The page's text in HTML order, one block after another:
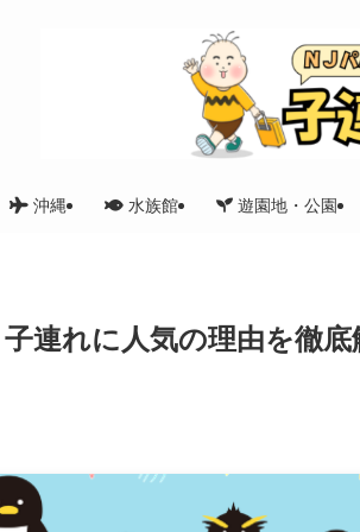
沖縄 水族館 遊園地・公園
子連れに人気の理由を徹